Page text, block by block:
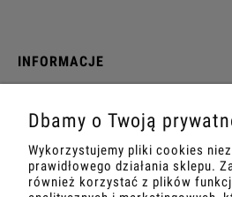
INFORMACJE
DANE TECHNICZNE
Dbamy o Twoją
Wykorzystujemy pliki cookies
prawidłowego działania sklepu.
również korzystać z plików